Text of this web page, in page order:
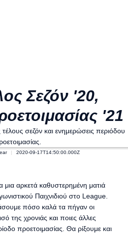
Σεζόν '20,
'21
σεζόν και ενημερώσεις περιόδου
2020-09-17T14:50:00.000Z
μια αρκετά καθυστερημένη ματιά
Παιχνιδιού στο League.
πόσο καλά τα πήγαν οι
της χρονιάς και ποιες άλλες
προετοιμασίας. Θα ρίξουμε και